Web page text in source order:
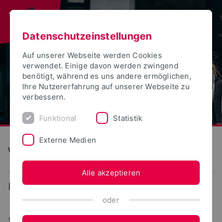
Wirtschaftswissenschaften
... Aktuelles
15.06.2021
Datenschutzeinstellungen
Auf unserer Webseite werden Cookies
verwendet. Einige davon werden zwingend
benötigt, während es uns andere ermöglichen,
Ihre Nutzererfahrung auf unserer Webseite zu
verbessern.
Funktional Statistik
Externe Medien
Alle akzeptieren
oder